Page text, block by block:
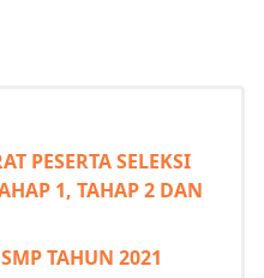
PESERTA SELEKSI
1, TAHAP 2 DAN
TAHUN 2021